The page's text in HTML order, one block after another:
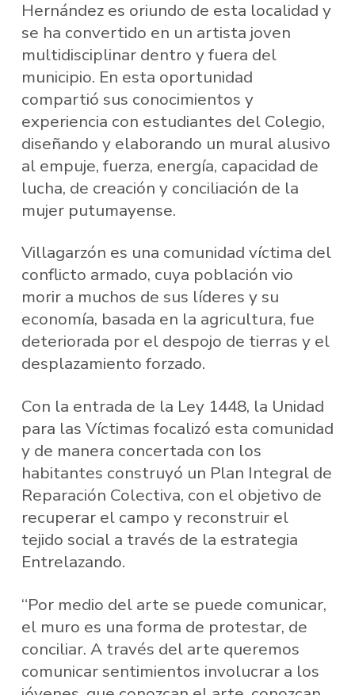
Hernández es oriundo de esta localidad y
se ha convertido en un artista joven
multidisciplinar dentro y fuera del
municipio. En esta oportunidad
compartió sus conocimientos y
experiencia con estudiantes del Colegio,
diseñando y elaborando un mural alusivo
al empuje, fuerza, energía, capacidad de
lucha, de creación y conciliación de la
mujer putumayense.
Villagarzón es una comunidad víctima del
conflicto armado, cuya población vio
morir a muchos de sus líderes y su
economía, basada en la agricultura, fue
deteriorada por el despojo de tierras y el
desplazamiento forzado.
Con la entrada de la Ley 1448, la Unidad
para las Víctimas focalizó esta comunidad
y de manera concertada con los
habitantes construyó un Plan Integral de
Reparación Colectiva, con el objetivo de
recuperar el campo y reconstruir el
tejido social a través de la estrategia
Entrelazando.
“Por medio del arte se puede comunicar,
el muro es una forma de protestar, de
conciliar. A través del arte queremos
comunicar sentimientos involucrar a los